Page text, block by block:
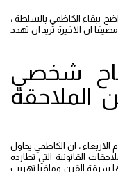
ببقاء الكاظمي بالسلطة ،
ان الاخيرة تريد ان تهدد
شخصي
الملاحقة
، ان الكاظمي يحاول
القانونية التي تطارده
سرقة القرن ومافيا تهريب